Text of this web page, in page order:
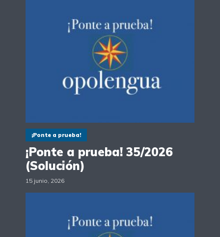
¡Ponte a prueba!
¡Ponte a prueba! 35/2026
(Solución)
15 junio, 2026